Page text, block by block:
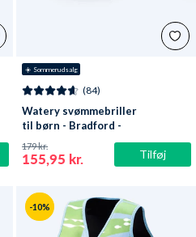
☀️ Sommerudsalg
Tilføj
(84)
Watery svømmebriller
til børn - Bradford -
Blå/hvid
155,95 kr.
179 kr.
-10%